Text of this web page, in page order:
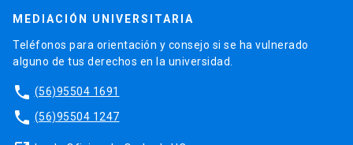
MEDIACIÓN UNIVERSITARIA
Teléfonos para orientación y consejo si se ha vulnerado
alguno de tus derechos en la universidad.
phone (56)95504 1691
phone (56)95504 1247